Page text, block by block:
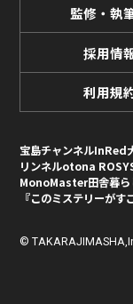
監修・執
採用情
利用規
宝島チャンネルInRed
リンネルotona ROSY
MonoMaster田舎暮
『このミステリーがす
©